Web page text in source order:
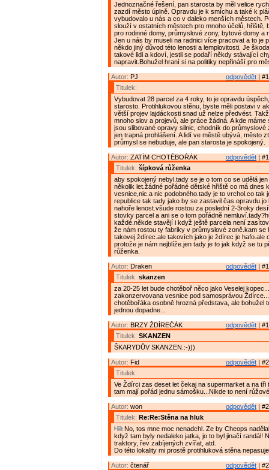
Jednoznačné řešení, pan starosta by měl velice
zazdí město úplně. Opravdu je k smíchu a také k
vybudovalo u nás a co v daleko menších městech.
slouží v ostatních městech pro mnoho účelů, hřiště,
pro rodinné domy, průmyslové zony, bytové domy a
Jen u nás by museli na radnici více pracovat a to je
někdo jiný důvod této lenosti a lemplovitosti. Je
takové lidi a kdoví, jestli se podaří někdy stávající
napravit.Bohužel hraní si na politiky nepřináší pro
odpovědět |
Autor: PJ
Titulek:
Vybudovat 28 parcel za 4 roky, to je opravdu
starosto. Protihlukovou stěnu, byste měli postavi v
větší projev lajdáckosti snad už nelze předvést.
mnoho slov a projevů, ale práce žádná. A kde
jsou slibované opravy silnic, chodník do průmyslové
jen trapná prohlášení. A lidí ve městě ubývá, město
průmysl se nebuduje, ale pan starosta je spokojený.
odpovědět |
Autor: ZATÍM CHOTĚBOŘÁK
Titulek: šípková růženka
aby spokojený nebyl.tady se je o tom co se udělá
několik let.žádné pořádné dětské hřiště co má dnes
vesnice,nic.a nic podobného.tady je to vrchol.co tak
republice tak tady jako by se zastavil čas.opravdu.jo
nahoře lenost.všude rostou za poslední 2-3roky
stovky parcel a ani se o tom pořádně
každé.někde stavějí i když ještě parcela není
že nám rostou ty fabriky v průmyslové zoně.kam se
takovej ždírec.ale takovích jako je ždírec je hafo.ale
protože je nám nejblíže.jen tady je to jak když se tu
růženka.
odpovědět |
Autor: Draken
Titulek: skanzen
za 20-25 let bude chotěboř něco jako Veselej
zakonzervovana vesnice pod samosprávou
chotěbořáka osobně hrozná představa, ale bohužel
jednou dopadne...
odpovědět |
Autor: BRZY ŽDÍREČÁK
Titulek: SKANZEN
ŠKARYDŮV SKANZEN.:-)))
odpovědět |
Autor: Fid
Titulek:
Ve Ždírci zas deset let čekaj na supermarket a na tři
tam mají pořád jednu sámošku...Nikde to není
odpovědět |
Autor: won
Titulek: Re:Re:Stěna na hluk
No, tos mne moc nenadchl. Ze by Cheops
když tam byly nedaleko jatka, jo to byl jinačí randál!
traktory, řev zabíjených zvířat, atd.
Do této lokality mi prostě protihluková stěna
odpovědět |
Autor: čtenář